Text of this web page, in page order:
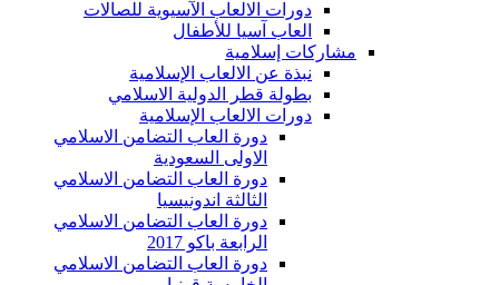
دورات الالعاب الآسيوية للصالات
العاب آسيا للأطفال
مشاركات إسلامية
نبذة عن الالعاب الإسلامية
بطولة قطر الدولية الاسلامي
دورات الالعاب الإسلامية
دورة العاب التضامن الاسلامي
الاولى السعودية
دورة العاب التضامن الاسلامي
الثالثة اندونيسيا
دورة العاب التضامن الاسلامي
الرابعة باكو 2017
دورة العاب التضامن الاسلامي